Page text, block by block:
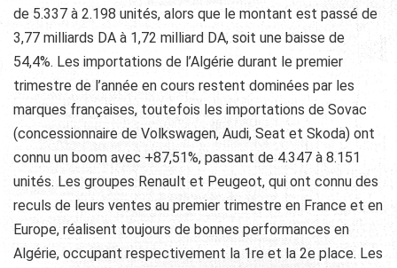
de 5.337 à 2.198 unités, alors que le montant est passé de
3,77 milliards DA à 1,72 milliard DA, soit une baisse de
54,4%. Les importations de l’Algérie durant le premier
trimestre de l’année en cours restent dominées par les
marques françaises, toutefois les importations de Sovac
(concessionnaire de Volkswagen, Audi, Seat et Skoda) ont
connu un boom avec +87,51%, passant de 4.347 à 8.151
unités. Les groupes Renault et Peugeot, qui ont connu des
reculs de leurs ventes au premier trimestre en France et en
Europe, réalisent toujours de bonnes performances en
Algérie, occupant respectivement la 1re et la 2e place. Les